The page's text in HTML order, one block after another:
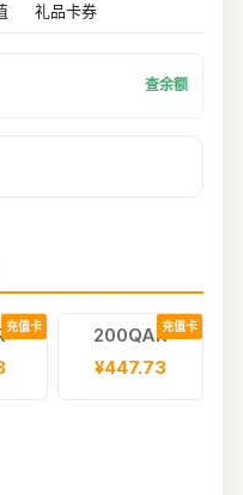
礼品卡券
查余额
充值卡 充值卡
200QAR
¥447.73